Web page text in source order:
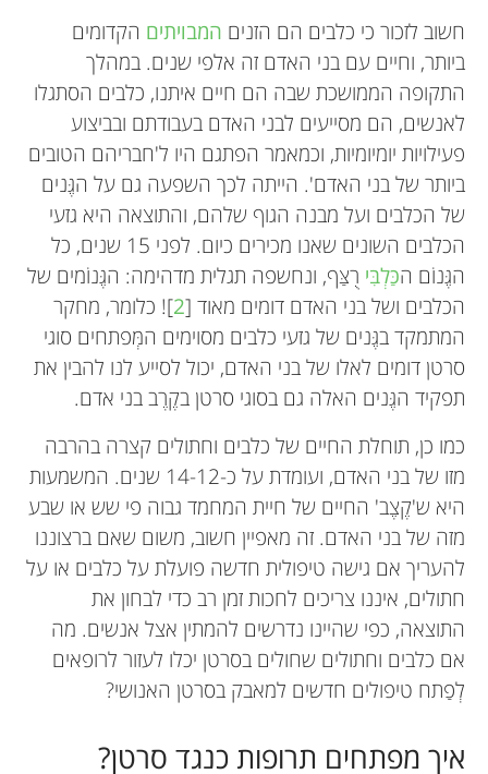
חשוב לזכור כי כלבים הם הזנים המבויתים הקדומים
ביותר, וחיים עם בני האדם זה אלפי שנים. במהלך
התקופה הממושכת שבה הם חיים איתנו, כלבים הסתגלו
לאנשים, הם מסייעים לבני האדם בעבודתם ובביצוע
פעילויות יומיומיות, וכמאמר הפתגם היו ל'חבריהם הטובים
ביותר של בני האדם'. הייתה לכך השפעה גם על הגֶּנים
של הכלבים ועל מבנה הגוף שלהם, והתוצאה היא גזעי
הכלבים השונים שאנו מכירים כיום. לפני 15 שנים, כל
הגֶּנוֹם הכַּלְבִּי רֻצַּף, ונחשפה תגלית מדהימה: הגֶּנוֹמים של
הכלבים ושל בני האדם דומים מאוד [2]! כלומר, מחקר
המתמקד בגֶּנים של גזעי כלבים מסוימים המְּפתחים סוגי
סרטן דומים לאלו של בני האדם, יכול לסייע לנו להבין את
תפקיד הגֶּנים האלה גם בסוגי סרטן בקֶרֶב בני אדם.
כמו כן, תוחלת החיים של כלבים וחתולים קצרה בהרבה
מזו של בני האדם, ועומדת על כ-14-12 שנים. המשמעות
היא ש'קֶצֶב' החיים של חיית המחמד גבוה פי שש או שבע
מזה של בני האדם. זה מאפיין חשוב, משום שאם ברצוננו
להעריך אם גישה טיפולית חדשה פועלת על כלבים או על
חתולים, איננו צריכים לחכות זמן רב כדי לבחון את
התוצאה, כפי שהיינו נדרשים להמתין אצל אנשים. מה
אם כלבים וחתולים שחולים בסרטן יכלו לעזור לרופאים
לְפַתח טיפולים חדשים למאבק בסרטן האנושי?
איך מפתחים תרופות כנגד סרטן?